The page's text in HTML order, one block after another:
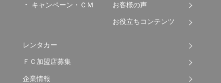
キャンペーン・ＣＭ お客様の声
お役立ちコンテンツ
レンタカー
ＦＣ加盟店募集
企業情報